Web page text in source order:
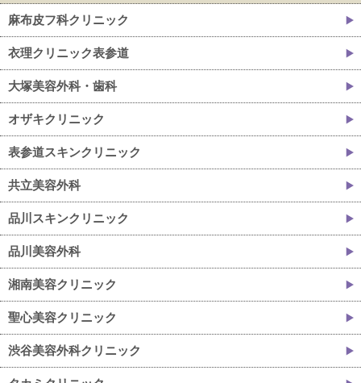
麻布皮フ科クリニック
衣理クリニック表参道
大塚美容外科・歯科
オザキクリニック
表参道スキンクリニック
共立美容外科
品川スキンクリニック
品川美容外科
湘南美容クリニック
聖心美容クリニック
渋谷美容外科クリニック